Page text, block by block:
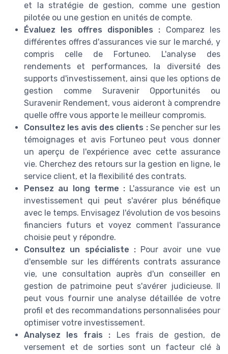
et la stratégie de gestion, comme une gestion
pilotée ou une gestion en unités de compte.
Évaluez les offres disponibles : Comparez les
différentes offres d'assurances vie sur le marché, y
compris celle de Fortuneo. L'analyse des
rendements et performances, la diversité des
supports d'investissement, ainsi que les options de
gestion comme Suravenir Opportunités ou
Suravenir Rendement, vous aideront à comprendre
quelle offre vous apporte le meilleur compromis.
Consultez les avis des clients :Se pencher sur les
témoignages et avis Fortuneo peut vous donner
un aperçu de l'expérience avec cette assurance
vie. Cherchez des retours sur la gestion en ligne, le
service client, et la flexibilité des contrats.
Pensez au long terme : L'assurance vie est un
investissement qui peut s'avérer plus bénéfique
avec le temps. Envisagez l'évolution de vos besoins
financiers futurs et voyez comment l'assurance
choisie peut y répondre.
Consultez un spécialiste :Pour avoir une vue
d'ensemble sur les différents contrats assurance
vie, une consultation auprès d'un conseiller en
gestion de patrimoine peut s'avérer judicieuse. Il
peut vous fournir une analyse détaillée de votre
profil et des recommandations personnalisées pour
optimiser votre investissement.
Analysez les frais : Les frais de gestion, de
versement et de sorties sont un facteur clé à